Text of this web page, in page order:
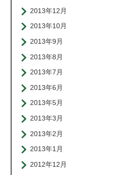
2013年12月
2013年10月
2013年9月
2013年8月
2013年7月
2013年6月
2013年5月
2013年3月
2013年2月
2013年1月
2012年12月